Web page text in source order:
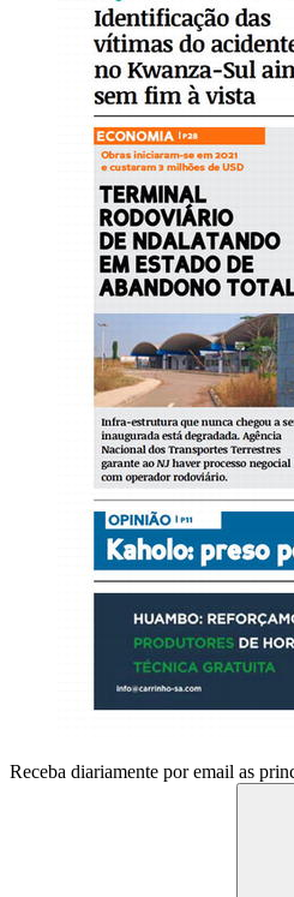
Receba diariamente por email as